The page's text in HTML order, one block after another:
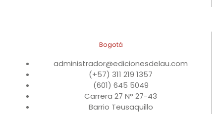
Bogotá
administrador@edicionesdelau.com
(+57) 311 219 1357
(601) 645 5049
Carrera 27 N° 27-43
Barrio Teusaquillo